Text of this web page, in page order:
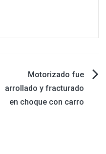
Motorizado fue
arrollado y fracturado
en choque con carro